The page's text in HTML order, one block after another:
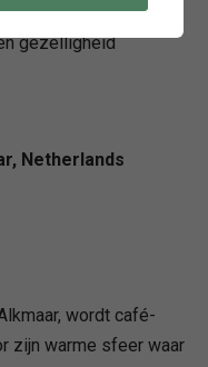
Laurens een
gezelligheid
Netherlands
wordt café-
zijn warme sfeer waar